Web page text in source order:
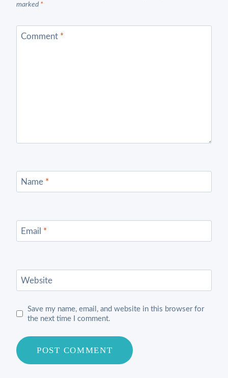
marked *
Comment *
Name *
Email *
Website
Save my name, email, and website in this browser for
the next time I comment.